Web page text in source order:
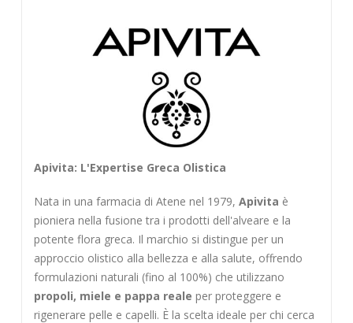
Apivita: L'Expertise Greca Olistica
Nata in una farmacia di Atene nel 1979, Apivita è
pioniera nella fusione tra i prodotti dell'alveare e la
potente flora greca. Il marchio si distingue per un
approccio olistico alla bellezza e alla salute, offrendo
formulazioni naturali (fino al 100%) che utilizzano
propoli, miele e pappa reale per proteggere e
rigenerare pelle e capelli. È la scelta ideale per chi cerca